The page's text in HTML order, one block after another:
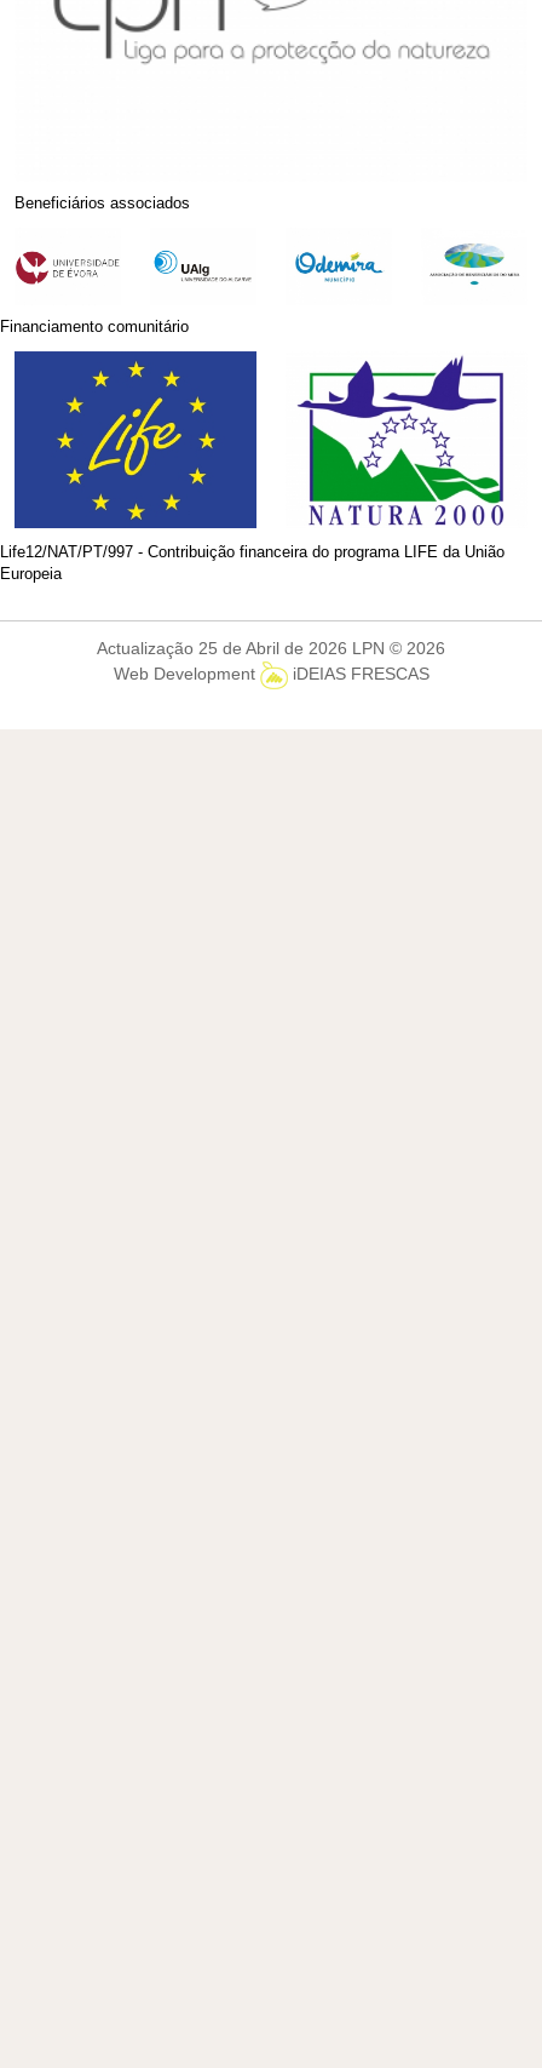
Beneficiários associados
Financiamento comunitário
Life12/NAT/PT/997 - Contribuição financeira do programa LIFE da União
Europeia
Actualização 25 de Abril de 2026 LPN © 2026
Web Development
iDEIAS FRESCAS